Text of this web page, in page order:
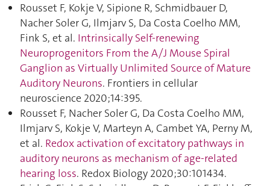
Rousset F, Kokje V, Sipione R, Schmidbauer D,
Nacher Soler G, Ilmjarv S, Da Costa Coelho MM,
Fink S, et al. Intrinsically Self-renewing
Neuroprogenitors From the A/J Mouse Spiral
Ganglion as Virtually Unlimited Source of Mature
Auditory Neurons. Frontiers in cellular
neuroscience 2020;14:395.
Rousset F, Nacher Soler G, Da Costa Coelho MM,
Ilmjarv S, Kokje V, Marteyn A, Cambet YA, Perny M,
et al. Redox activation of excitatory pathways in
auditory neurons as mechanism of age-related
hearing loss. Redox Biology 2020;30:101434.